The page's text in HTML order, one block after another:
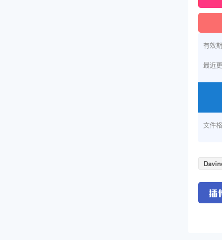
有效期
最近
文件